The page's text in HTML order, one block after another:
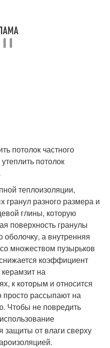
теплоизоляции,
гранул разного размера и
глины, которую
поверхность гранулы
оболочку, а внутренняя
множеством пузырьков
коэффициент
на
к которым и относится
просто рассыпают на
Чтобы не повредить
защиты от влаги сверху